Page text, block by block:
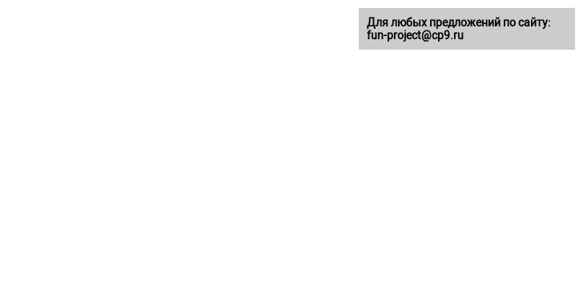
Для любых предложений по сайту:
fun-project@cp9.ru